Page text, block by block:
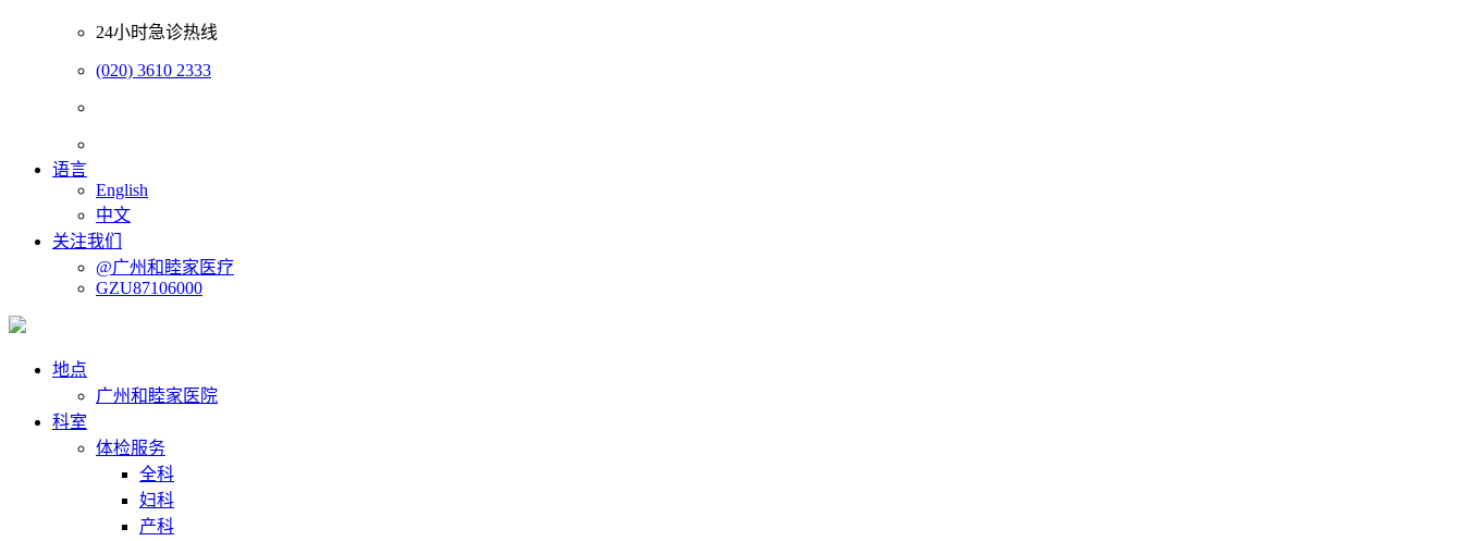
24小时急诊热线
(020) 3610 2333
语言
English
中文
关注我们
@广州和睦家医疗
GZU87106000
地点
广州和睦家医院
科室
体检服务
全科
妇科
产科